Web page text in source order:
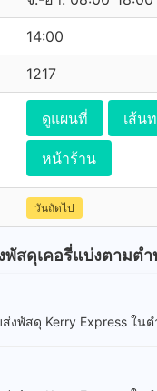
14:00
1217
ดูแผนที่ เส้น
หน้าร้าน
วันถัดไป
พัสดุเคอรี่แบ่งตามต
งพัสดุ Kerry Express ใน